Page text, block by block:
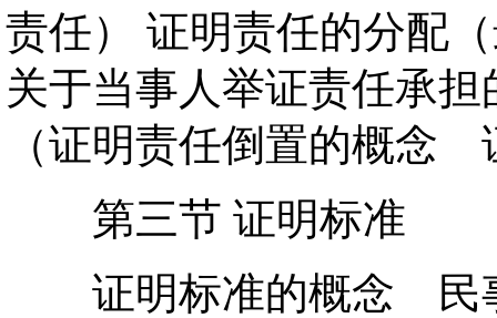
责任） 证明责任的分配
关于当事人举证责任承
（证明责任倒置的概念
第三节 证明标准
证明标准的概念 民事